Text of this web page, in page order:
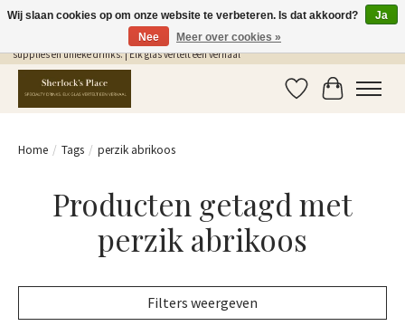
Gratis Verzending in NL vanaf €75,- | Sherlocks Place: dé plek voor MONIN siropen, bar
supplies en unieke drinks. | Elk glas vertelt een verhaal
Verlanglijst
Home / Tags / perzik abrikoos
Producten getagd met
perzik abrikoos
Filters weergeven
Wij slaan cookies op om onze website te verbeteren. Is dat akkoord?
Ja
Nee
Meer over cookies »